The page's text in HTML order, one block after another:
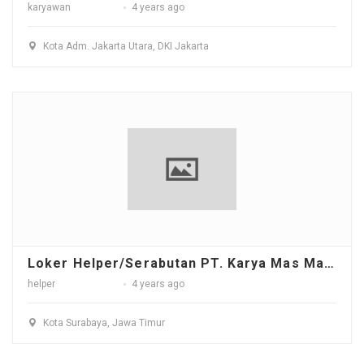
karyawan 4 years ago
Kota Adm. Jakarta Utara, DKI Jakarta
Loker Helper/Serabutan PT. Karya Mas Makmur - Surabaya
helper 4 years ago
Kota Surabaya, Jawa Timur